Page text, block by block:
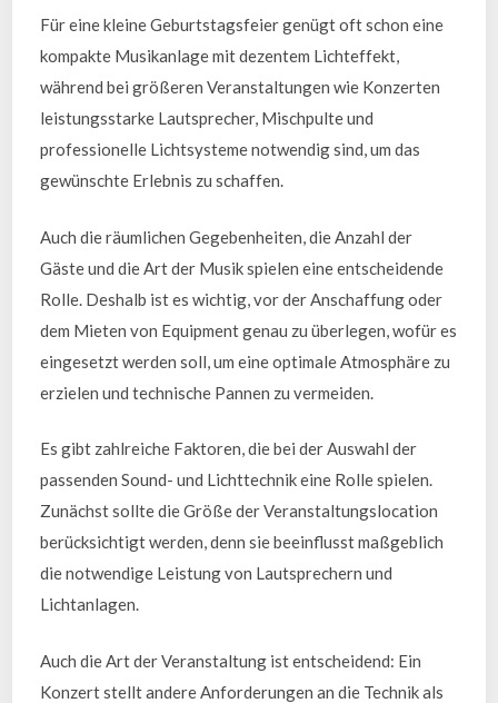
Für eine kleine Geburtstagsfeier genügt oft schon eine
kompakte Musikanlage mit dezentem Lichteffekt,
während bei größeren Veranstaltungen wie Konzerten
leistungsstarke Lautsprecher, Mischpulte und
professionelle Lichtsysteme notwendig sind, um das
gewünschte Erlebnis zu schaffen.
Auch die räumlichen Gegebenheiten, die Anzahl der
Gäste und die Art der Musik spielen eine entscheidende
Rolle. Deshalb ist es wichtig, vor der Anschaffung oder
dem Mieten von Equipment genau zu überlegen, wofür es
eingesetzt werden soll, um eine optimale Atmosphäre zu
erzielen und technische Pannen zu vermeiden.
Es gibt zahlreiche Faktoren, die bei der Auswahl der
passenden Sound- und Lichttechnik eine Rolle spielen.
Zunächst sollte die Größe der Veranstaltungslocation
berücksichtigt werden, denn sie beeinflusst maßgeblich
die notwendige Leistung von Lautsprechern und
Lichtanlagen.
Auch die Art der Veranstaltung ist entscheidend: Ein
Konzert stellt andere Anforderungen an die Technik als